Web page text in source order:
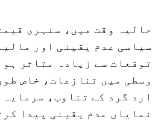
حالیہ وقت میں، سنہری
سیاسی عدم یقینی اور
توقعات سے زیادہ متاثر
وسطی میں تنازعات، خاص
ارد گرد کے تناوب، سرمایہ
نمایاں عدم یقینی پیدا